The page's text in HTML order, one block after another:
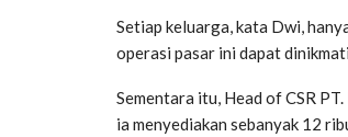
Setiap keluarga, kata Dwi,
operasi pasar ini dapat
Sementara itu, Head of CSR
ia menyediakan sebanyak 12